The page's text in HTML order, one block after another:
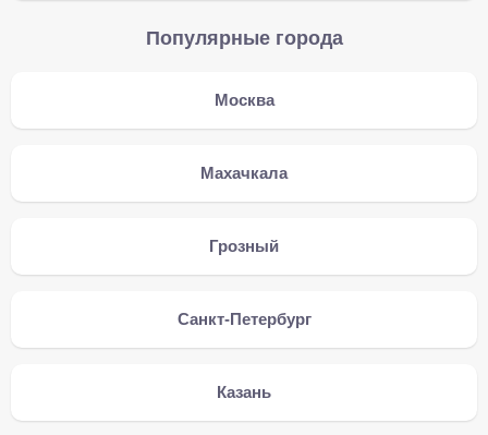
Популярные города
Москва
Махачкала
Грозный
Санкт-Петербург
Казань